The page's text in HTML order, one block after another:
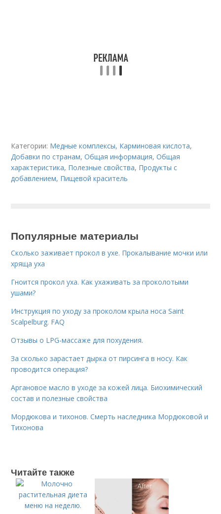
Категории: Медные комплексы, Карминовая кислота,
Добавки по странам,Общая информация,Общая
характеристика, Полезные свойства, Продукты с
добавлением, Пищевой краситель
Популярные материалы
Сколько заживает прокол в ухе. Прокалывание мочки или
хряща уха
Гноится прокол уха. Как ухаживать за проколотыми
ушами?
Инструкция по уходу за проколом крыла носа Saint
Scalpelburg. FAQ
Отзывы о LPG-массаже для похудения.
За сколько зарастает дырка от пирсинга в носу. Как
проводится операция?
Аргановое масло в уходе за кожей лица. Биохимический
состав и полезные свойства
Мордюкова и тихонов. Смерть наследника Мордюковой и
Тихонова
Читайте также